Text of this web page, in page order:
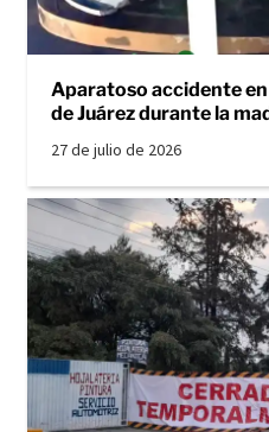
Aparatoso accidente
de Juárez durante la
27 de julio de 2026